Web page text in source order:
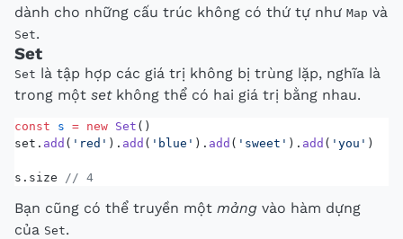
dành cho những cấu trúc không có thứ tự như Map và
Set.
Set
Set là tập hợp các giá trị không bị trùng lặp, nghĩa là
trong một setkhông thể có hai giá trị bằng nhau.
const s = new Set ()
set. add ( 'red' ). add ( 'blue' ). add ( 'sweet' ). add ( 'you' )
s.size // 4
Bạn cũng có thể truyền một mảng vào hàm dựng
của Set.